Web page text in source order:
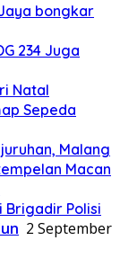
Jaya bongkar
234 Juga
Natal
Sepeda
Malang
Macan
Brigadir Polisi
2 September